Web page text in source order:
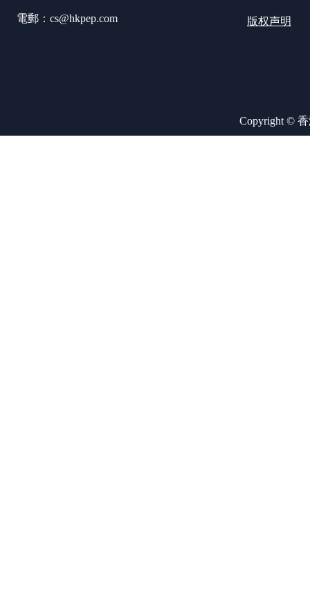
電郵：cs@hkpep.com 版权声明
Copyright © 香